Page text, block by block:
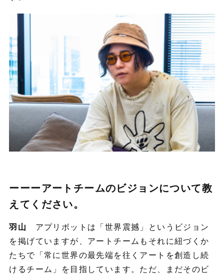
ーーーアートチームのビジョンについて教
えてください。
羽山 アプリボットは「世界震撼」というビジョン
を掲げていますが、アートチームもそれに紐づくか
たちで「常に世界の最先端を往くアートを創造し続
けるチーム」を目指しています。ただ、まだそのビ